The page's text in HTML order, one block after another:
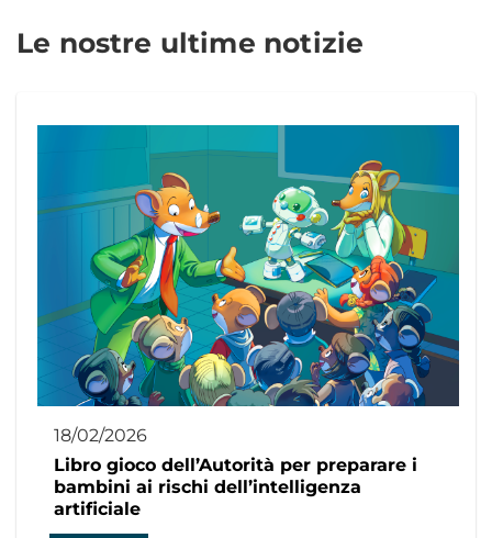
Le nostre ultime notizie
18/02/2026
Libro gioco dell’Autorità per preparare i
bambini ai rischi dell’intelligenza
artificiale